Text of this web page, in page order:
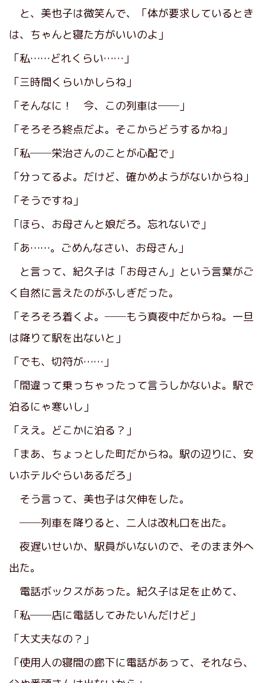
と、美也子は微笑んで、「体が要求しているとき
は、ちゃんと寝た方がいいのよ」
「私……どれくらい……」
「三時間くらいかしらね」
「そんなに！ 今、この列車は──」
「そろそろ終点だよ。そこからどうするかね」
「私──栄治さんのことが心配で」
「分ってるよ。だけど、確かめようがないからね」
「そうですね」
「ほら、お母さんと娘だろ。忘れないで」
「あ……。ごめんなさい、お母さん」
と言って、紀久子は「お母さん」という言葉がご
く自然に言えたのがふしぎだった。
「そろそろ着くよ。──もう真夜中だからね。一旦
は降りて駅を出ないと」
「でも、切符が……」
「間違って乗っちゃったって言うしかないよ。駅で
泊るにゃ寒いし」
「ええ。どこかに泊る？」
「まあ、ちょっとした町だからね。駅の辺りに、安
いホテルぐらいあるだろ」
そう言って、美也子は欠伸をした。
──列車を降りると、二人は改札口を出た。
夜遅いせいか、駅員がいないので、そのまま外へ
出た。
電話ボックスがあった。紀久子は足を止めて、
「私──店に電話してみたいんだけど」
「大丈夫なの？」
「使用人の寝間の廊下に電話があって、それなら、